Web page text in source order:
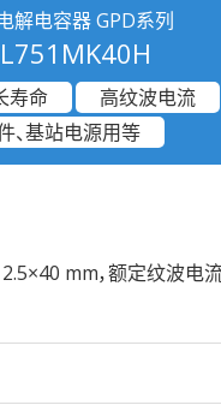
解电容器 GPD系列
寿命
高纹波电流
、基站电源用等
mm，额定纹波电